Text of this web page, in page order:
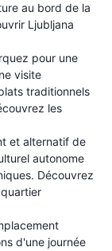
au bord de la
Ljubljana
pour une
visite
traditionnels
les
et alternatif de
autonome
Découvrez
d'une journée